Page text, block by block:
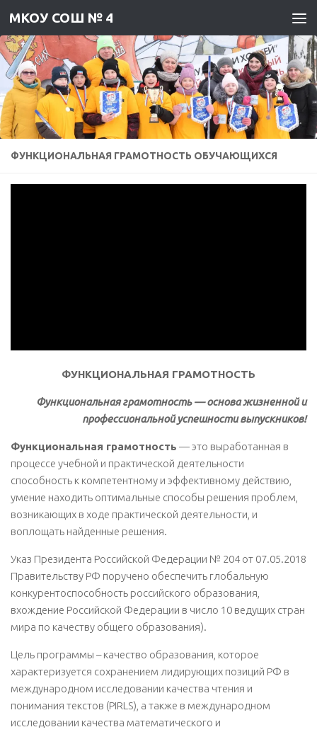
Skip to content
МКОУ СОШ № 4
ФУНКЦИОНАЛЬНАЯ ГРАМОТНОСТЬ ОБУЧАЮЩИХСЯ
ФУНКЦИОНАЛЬНАЯ ГРАМОТНОСТЬ
Функциональная грамотность — основа жизненной и
профессиональной успешности выпускников!
Функциональная грамотность — это выработанная в
процессе учебной и практической деятельности
способность к компетентному и эффективному действию,
умение находить оптимальные способы решения проблем,
возникающих в ходе практической деятельности, и
воплощать найденные решения.
Указ Президента Российской Федерации № 204 от 07.05.2018
Правительству РФ поручено обеспечить глобальную
конкурентоспособность российского образования,
вхождение Российской Федерации в число 10 ведущих стран
мира по качеству общего образования).
Цель программы – качество образования, которое
характеризуется cохранением лидирующих позиций РФ в
международном исследовании качества чтения и
понимания текстов (PIRLS), а также в международном
исследовании качества математического и